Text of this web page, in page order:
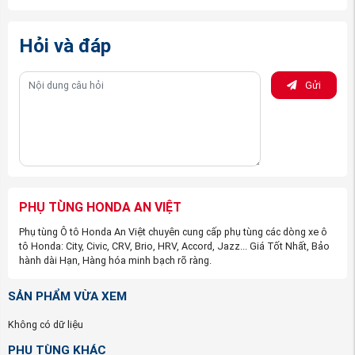
Bao bì: sản phẩm được đựng trong hộp theo tiêu
chuẩn của Hondao. Motors
Đường nét sản phẩm sắc sảo, rõ nét, không có
(Gioăng mặt máy xe Honda CRV nguồn
Quyền lợi của khách hàng khi mua
Hỏi và đáp
Gửi
PHỤ TÙNG HONDA AN VIỆT
Phụ tùng Ô tô Honda An Việt chuyên cung cấp phụ tùng các dòng xe ô
tô Honda: City, Civic, CRV, Brio, HRV, Accord, Jazz... Giá Tốt Nhất, Bảo
hành dài Hạn, Hàng hóa minh bạch rõ ràng.
SẢN PHẨM VỪA XEM
Không có dữ liệu
PHỤ TÙNG KHÁC